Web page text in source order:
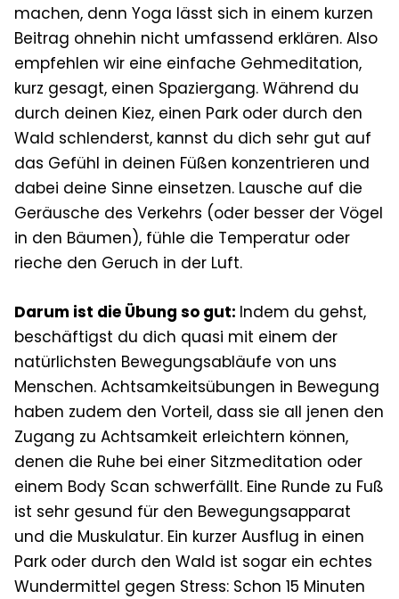
machen, denn Yoga lässt sich in einem kurzen
Beitrag ohnehin nicht umfassend erklären. Also
empfehlen wir eine einfache Gehmeditation,
kurz gesagt, einen Spaziergang. Während du
durch deinen Kiez, einen Park oder durch den
Wald schlenderst, kannst du dich sehr gut auf
das Gefühl in deinen Füßen konzentrieren und
dabei deine Sinne einsetzen. Lausche auf die
Geräusche des Verkehrs (oder besser der Vögel
in den Bäumen), fühle die Temperatur oder
rieche den Geruch in der Luft.
Darum ist die Übung so gut: Indem du gehst,
beschäftigst du dich quasi mit einem der
natürlichsten Bewegungsabläufe von uns
Menschen. Achtsamkeitsübungen in Bewegung
haben zudem den Vorteil, dass sie all jenen den
Zugang zu Achtsamkeit erleichtern können,
denen die Ruhe bei einer Sitzmeditation oder
einem Body Scan schwerfällt. Eine Runde zu Fuß
ist sehr gesund für den Bewegungsapparat
und die Muskulatur. Ein kurzer Ausflug in einen
Park oder durch den Wald ist sogar ein echtes
Wundermittel gegen Stress: Schon 15 Minuten